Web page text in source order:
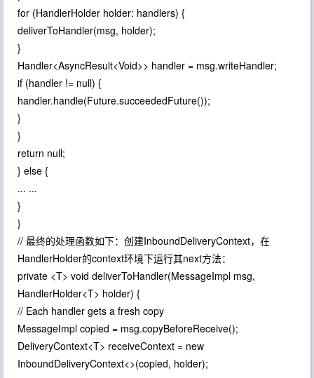
for (HandlerHolder holder: handlers) {
deliverToHandler(msg, holder);
}
Handler<AsyncResult<Void>> handler = msg.writeHandler;
if (handler != null) {
handler.handle(Future.succeededFuture());
}
}
return null;
} else {
... ...
}
}
// 最终的处理函数如下：创建InboundDeliveryContext，在
HandlerHolder的context环境下运行其next方法：
private <T> void deliverToHandler(MessageImpl msg,
HandlerHolder<T> holder) {
// Each handler gets a fresh copy
MessageImpl copied = msg.copyBeforeReceive();
DeliveryContext<T> receiveContext = new
InboundDeliveryContext<>(copied, holder);